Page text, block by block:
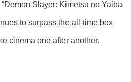
Slayer: Kimetsu no Yaiba
to surpass the all-time box
cinema one after another.